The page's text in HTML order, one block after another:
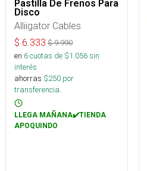
Pastilla De Frenos Para
Disco
Alliigator Cables
$ 6.333 $9.990
en 6cuotas de $1.056sin
interés
ahorras $250 por
transferencia.
LLEGA MAÑANA✔️TIENDA
APOQUINDO